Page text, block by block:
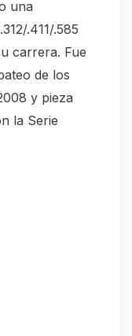
una
.411/.585
carrera. Fue
de los
y pieza
la Serie